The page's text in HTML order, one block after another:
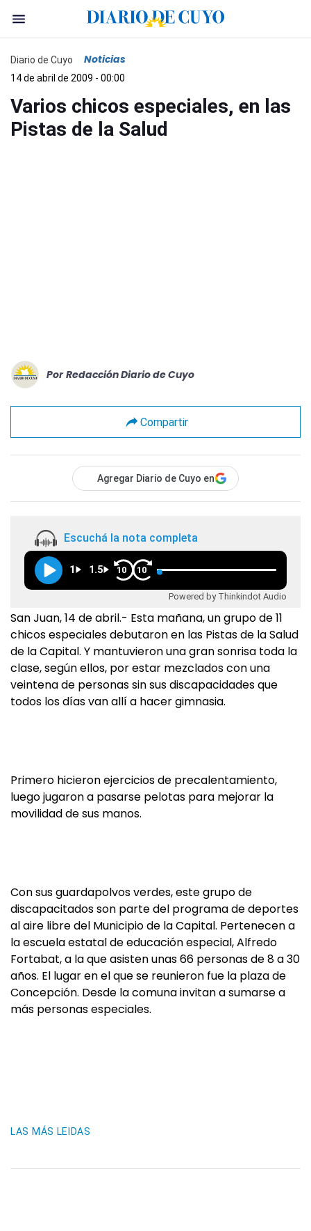
Diario de Cuyo Noticias
14 de abril de 2009 - 00:00
Varios chicos especiales, en las
Pistas de la Salud
Por Redacción Diario de Cuyo
Compartir
Agregar Diario de Cuyo en
Escuchá la nota completa
1 1.5 10 10
Powered by Thinkindot Audio
San Juan, 14 de abril.- Esta mañana, un grupo de 11
chicos especiales debutaron en las Pistas de la Salud
de la Capital. Y mantuvieron una gran sonrisa toda la
clase, según ellos, por estar mezclados con una
veintena de personas sin sus discapacidades que
todos los días van allí a hacer gimnasia.
Primero hicieron ejercicios de precalentamiento,
luego jugaron a pasarse pelotas para mejorar la
movilidad de sus manos.
Con sus guardapolvos verdes, este grupo de
discapacitados son parte del programa de deportes
al aire libre del Municipio de la Capital. Pertenecen a
la escuela estatal de educación especial, Alfredo
Fortabat, a la que asisten unas 66 personas de 8 a 30
años. El lugar en el que se reunieron fue la plaza de
Concepción. Desde la comuna invitan a sumarse a
más personas especiales.
LAS MÁS LEIDAS